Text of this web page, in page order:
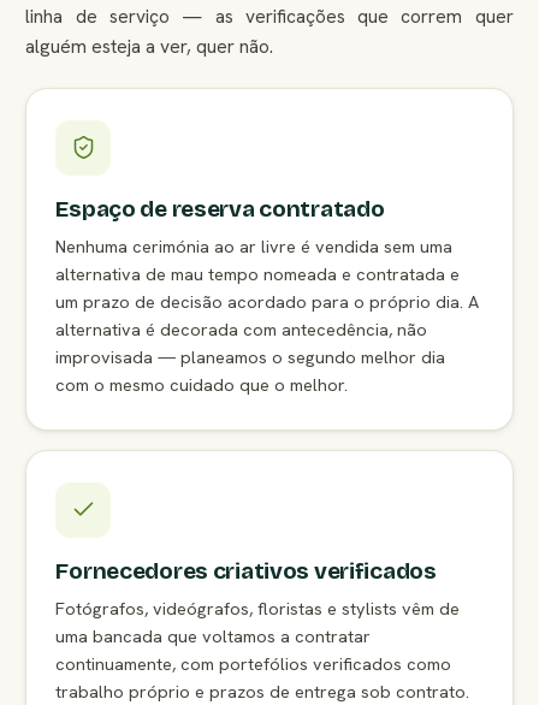
linha de serviço — as verificações que correm quer
alguém esteja a ver, quer não.
Espaço de reserva contratado
Nenhuma cerimónia ao ar livre é vendida sem uma
alternativa de mau tempo nomeada e contratada e
um prazo de decisão acordado para o próprio dia. A
alternativa é decorada com antecedência, não
improvisada — planeamos o segundo melhor dia
com o mesmo cuidado que o melhor.
Fornecedores criativos verificados
Fotógrafos, videógrafos, floristas e stylists vêm de
uma bancada que voltamos a contratar
continuamente, com portefólios verificados como
trabalho próprio e prazos de entrega sob contrato.